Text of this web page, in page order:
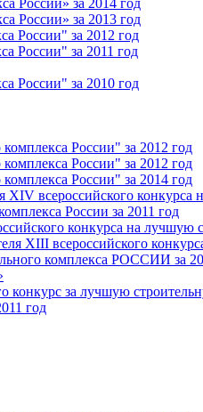
России» за 2014 год
России» за 2013 год
России" за 2012 год
России" за 2011 год
России" за 2010 год
России" за 2012 год
России" за 2012 год
России" за 2014 год
всероссийского
России за 2011 год
конкурса на лучшую
XIII всероссийского
комплекса РОССИИ за
конкурс за лучшую
год